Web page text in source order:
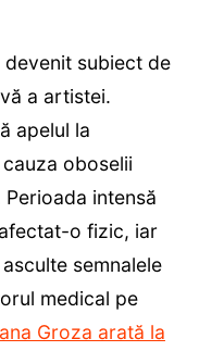
devenit subiect de
a artistei.
apelul la
oboselii
intensă
o fizic, iar
semnalele
medical pe
Groza arată la